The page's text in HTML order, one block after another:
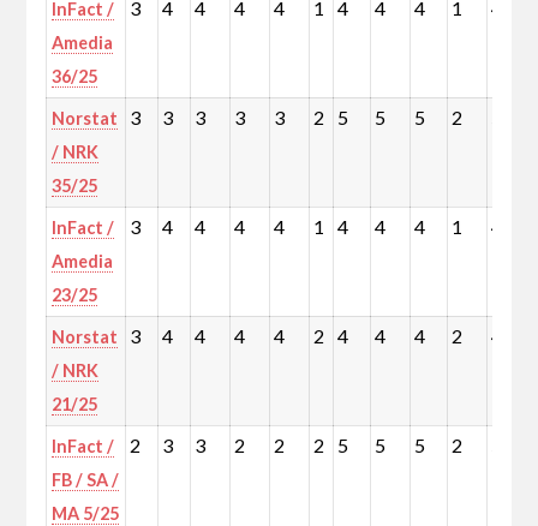
InFact /
Amedia
36/25
3 4 4 4 4 1 4 4 4 1 4
Norstat
/ NRK
35/25
3 3 3 3 3 2 5 5 5 2
InFact /
Amedia
23/25
3 4 4 4 4 1 4 4 4 1 4
Norstat
/ NRK
21/25
3 4 4 4 4 2 4 4 4 2 4
InFact /
FB / SA /
MA 5/25
2 3 3 2 2 2 5 5 5 2